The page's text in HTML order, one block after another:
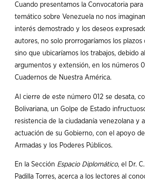
Cuando presentamos la Convocatoria
temático sobre Venezuela no nos
interés demostrado y los deseos
autores, no solo prorrogaríamos los plazos
sino que ubicaríamos los trabajos, debido
argumentos y extensión, en los números
Cuadernos de Nuestra América.
Al cierre de este número 012 se desata,
Bolivariana, un Golpe de Estado
resistencia de la ciudadanía venezolana y
actuación de su Gobierno, con el apoyo
Armadas y los Poderes Públicos.
En la Sección Espacio Diplomático, el Dr.
Padilla Torres, acerca a los lectores al